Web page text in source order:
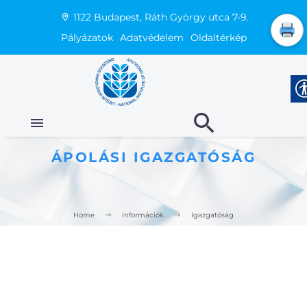
1122 Budapest, Ráth György utca 7-9.
Pályázatok Adatvédelem Oldaltérkép
ÁPOLÁSI IGAZGATÓSÁG
Home Információk Igazgatóság